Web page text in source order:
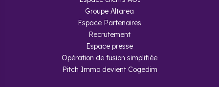
Groupe Altarea
Espace Partenaires
Recrutement
Espace presse
Opération de fusion simplifiée
Pitch Immo devient Cogedim